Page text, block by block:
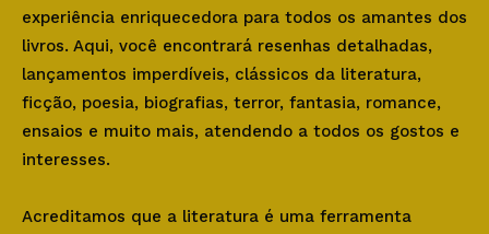
experiência enriquecedora para todos os amantes dos
livros. Aqui, você encontrará resenhas detalhadas,
lançamentos imperdíveis, clássicos da literatura,
ficção, poesia, biografias, terror, fantasia, romance,
ensaios e muito mais, atendendo a todos os gostos e
interesses.
Acreditamos que a literatura é uma ferramenta